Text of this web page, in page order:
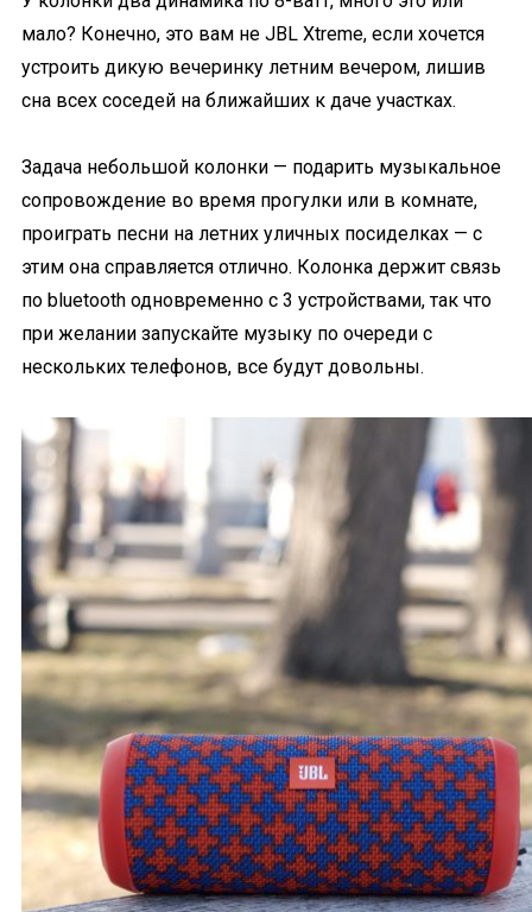
мало? Конечно, это вам не JBL Xtreme, если хочется
устроить дикую вечеринку летним вечером, лишив
сна всех соседей на ближайших к даче участках.
Задача небольшой колонки — подарить музыкальное
сопровождение во время прогулки или в комнате,
проиграть песни на летних уличных посиделках — с
этим она справляется отлично. Колонка держит связь
по bluetooth одновременно с 3 устройствами, так что
при желании запускайте музыку по очереди с
нескольких телефонов, все будут довольны.